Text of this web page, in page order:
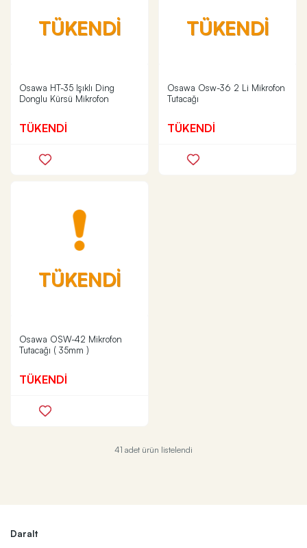
TÜKENDİ
Osawa HT-35 Işıklı Ding
Donglu Kürsü Mikrofon
TÜKENDİ
TÜKENDİ
Osawa Osw-36 2 Li Mikrofon
Tutacağı
TÜKENDİ
TÜKENDİ
Osawa OSW-42 Mikrofon
Tutacağı ( 35mm )
TÜKENDİ
41 adet ürün listelendi
Daralt